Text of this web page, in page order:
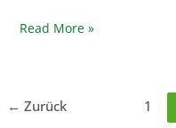
Read More »
← Zurück 1